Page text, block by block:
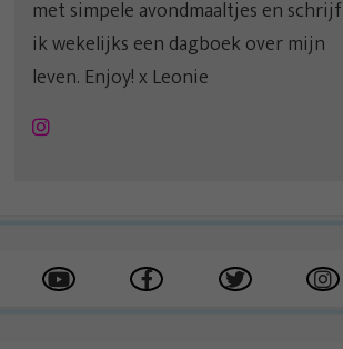
met simpele avondmaaltjes en schrijf
ik wekelijks een dagboek over mijn
leven. Enjoy! x Leonie
Instagram